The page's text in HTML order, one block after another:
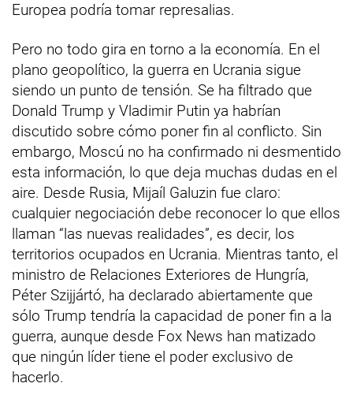
Europea podría tomar represalias.
Pero no todo gira en torno a la economía. En el
plano geopolítico, la guerra en Ucrania sigue
siendo un punto de tensión. Se ha filtrado que
Donald Trump y Vladimir Putin ya habrían
discutido sobre cómo poner fin al conflicto. Sin
embargo, Moscú no ha confirmado ni desmentido
esta información, lo que deja muchas dudas en el
aire. Desde Rusia, Mijaíl Galuzin fue claro:
cualquier negociación debe reconocer lo que ellos
llaman “las nuevas realidades”, es decir, los
territorios ocupados en Ucrania. Mientras tanto, el
ministro de Relaciones Exteriores de Hungría,
Péter Szijjártó, ha declarado abiertamente que
sólo Trump tendría la capacidad de poner fin a la
guerra, aunque desde Fox News han matizado
que ningún líder tiene el poder exclusivo de
hacerlo.